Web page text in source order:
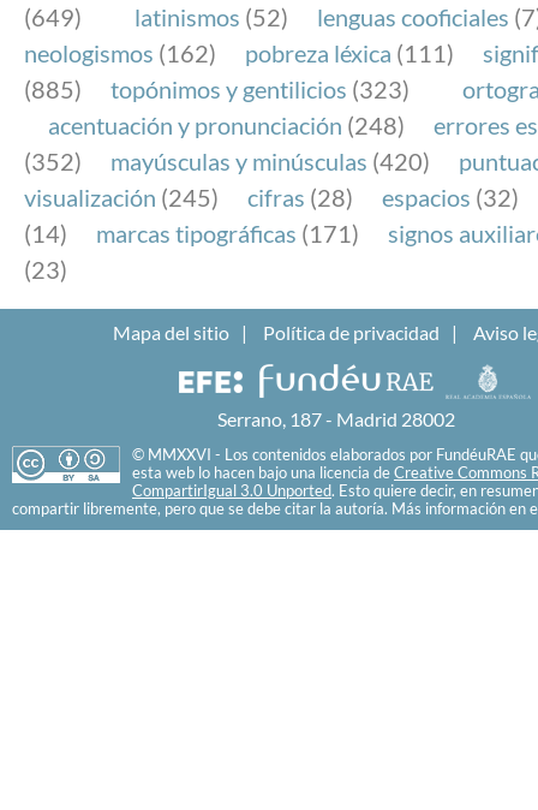
(649)
latinismos (52) lenguas cooficiales
neologismos (162) pobreza léxica (111)
(885)
topónimos y gentilicios (323)
acentuación y pronunciación (248)
errores
(352)
mayúsculas y minúsculas (420)
visualización (245) cifras (28) espacios (32)
(14)
marcas tipográficas (171)
signos
(23)
Mapa del sitio Política de privacidad Aviso
Serrano, 187 - Madrid 28002
© MMXXVI - Los contenidos elaborados por FundéuRAE
esta web lo hacen bajo una licencia de Creative Commons
CompartirIgual 3.0 Unported. Esto quiere decir, en
compartir libremente, pero que se debe citar la autoría. Más información en